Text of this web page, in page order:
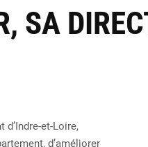
SA
d’Indre-et-Loire,
d’améliorer